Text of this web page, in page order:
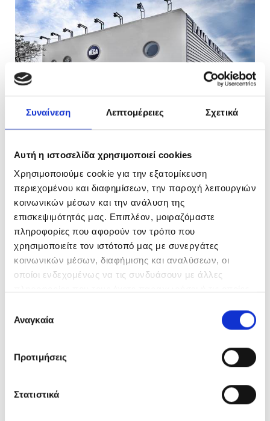
Συναίνεση Λεπτομέρειες Σχετικά
Αυτή η ιστοσελίδα χρησιμοποιεί cookies
Χρησιμοποιούμε cookie για την εξατομίκευση
περιεχομένου και διαφημίσεων, την παροχή λειτουργιών
κοινωνικών μέσων και την ανάλυση της
επισκεψιμότητάς μας. Επιπλέον, μοιραζόμαστε
πληροφορίες που αφορούν τον τρόπο που
χρησιμοποιείτε τον ιστότοπό μας με συνεργάτες
κοινωνικών μέσων, διαφήμισης και αναλύσεων, οι
οποίοι ενδεχομένως να τις συνδυάσουν με άλλες
των υπηρεσιών τους.
συγκατάθεσης
Αναγκαία
Προτιμήσεις
Στατιστικά